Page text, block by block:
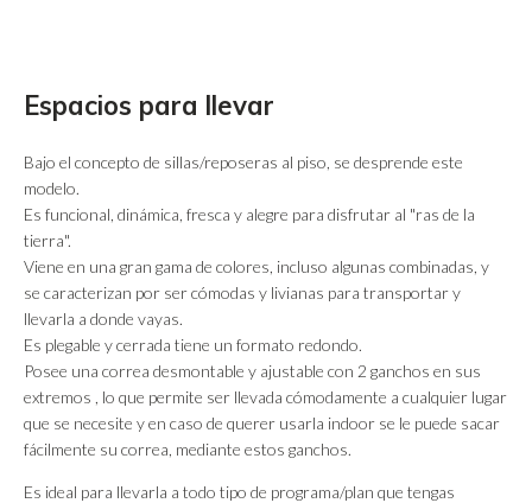
Espacios para llevar
Bajo el concepto de sillas/reposeras al piso, se desprende este
modelo.
Es funcional, dinámica, fresca y alegre para disfrutar al "ras de la
tierra".
Viene en una gran gama de colores, incluso algunas combinadas, y
se caracterizan por ser cómodas y livianas para transportar y
llevarla a donde vayas.
Es plegable y cerrada tiene un formato redondo.
Posee una correa desmontable y ajustable con 2 ganchos en sus
extremos , lo que permite ser llevada cómodamente a cualquier lugar
que se necesite y en caso de querer usarla indoor se le puede sacar
fácilmente su correa, mediante estos ganchos.
Es ideal para llevarla a todo tipo de programa/plan que tengas